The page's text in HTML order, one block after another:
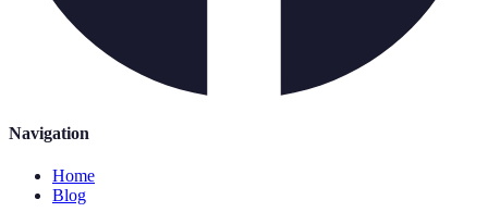
Navigation
Home
Blog